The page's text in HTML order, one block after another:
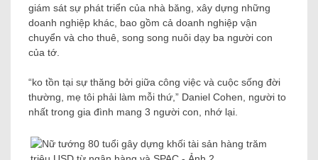
giám sát sự phát triển của nhà băng, xây dựng những
doanh nghiệp khác, bao gồm cả doanh nghiệp vận
chuyển và cho thuê, song song nuôi dạy ba người con
của tớ.
“ko tồn tại sự thăng bởi giữa công việc và cuộc sống đời
thường, mẹ tôi phải làm mỗi thứ,” Daniel Cohen, người to
nhất trong gia đình mang 3 người con, nhớ lại.